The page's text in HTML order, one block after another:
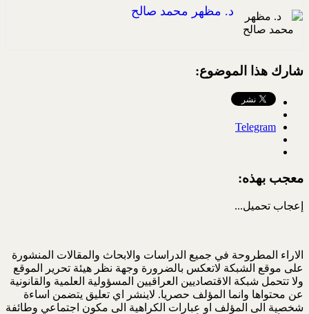
د. مظهر محمد صالح
شارك هذا الموضوع:
Telegram
معجب بهذه:
إعجاب تحميل...
الاراء المطروحة في جميع الدراسات والابحاث والمقالات المنشورة
على موقع الشبكة لاتعكس بالضرورة وجهة نظر هيئة تحرير الموقع
ولا تتحمل شبكة الاقتصاديين العراقيين المسؤولية العلمية والقانونية
عن محتواها وانما المؤلف حصريا. لاينشر اي تعليق يتضمن اساءة
شخصية الى المؤلف او عبارات الكراهية الى مكون اجتماعي وطائفة